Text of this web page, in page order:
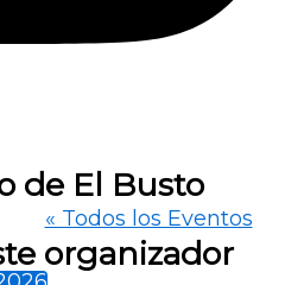
de El Busto
« Todos los Eventos
organizador